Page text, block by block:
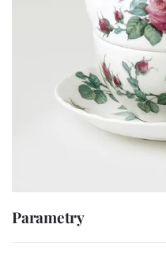
Parametry